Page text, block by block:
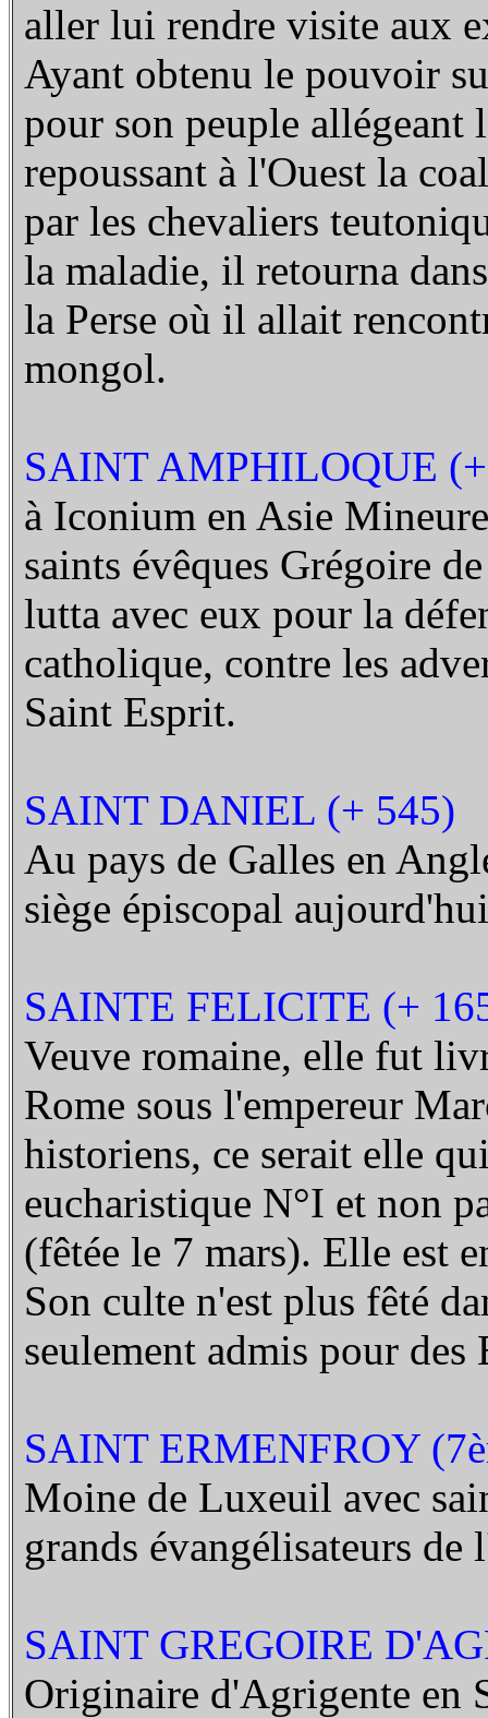
aller lui rendre visite aux
Ayant obtenu le pouvoir
pour son peuple allégeant
repoussant à l'Ouest la
par les chevaliers
la maladie, il retourna
la Perse où il allait
mongol.
SAINT AMPHILOQUE
à Iconium en Asie
saints évêques Grégoire
lutta avec eux pour la
catholique, contre les
Saint Esprit.
SAINT DANIEL (+ 545)
Au pays de Galles en
siège épiscopal
SAINTE FELICITE (+
Veuve romaine, elle fut
Rome sous l'empereur
historiens, ce serait elle
eucharistique N°I et non
(fêtée le 7 mars). Elle est
Son culte n'est plus fêté
seulement admis pour des
SAINT ERMENFROY
Moine de Luxeuil avec
grands évangélisateurs
SAINT GREGOIRE
Originaire d'Agrigente en